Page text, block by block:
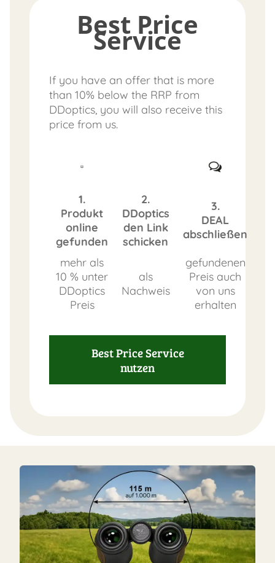
Best Price
Service
If you have an offer that is more
than 10% below the RRP from
DDoptics, you will also receive this
price from us.
1.
Produkt
online
gefunden
2.
DDoptics
den Link
schicken
3.
DEAL
abschließen
mehr als
10 % unter
DDoptics
Preis
als
Nachweis
gefundenen
Preis auch
von uns
erhalten
Best Price Service
nutzen